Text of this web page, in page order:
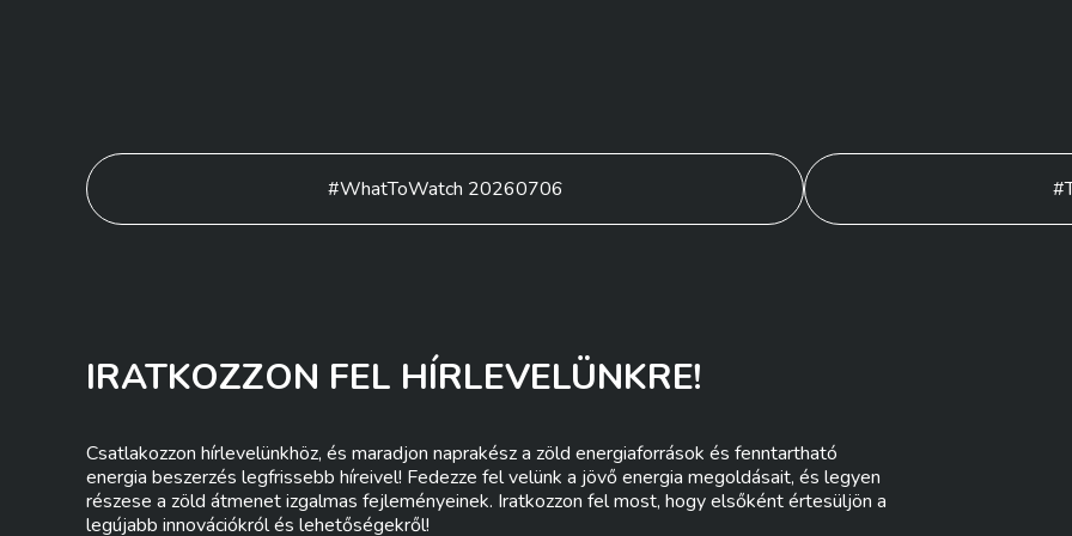
Bejegyzés
navigáció
#WhatToWatch 20260706
IRATKOZZON FEL HÍRLEVELÜNKRE!
Csatlakozzon hírlevelünkhöz, és maradjon naprakész a zöld energiaforrások és fenntartható
energia beszerzés legfrissebb híreivel! Fedezze fel velünk a jövő energia megoldásait, és legyen
részese a zöld átmenet izgalmas fejleményeinek. Iratkozzon fel most, hogy elsőként értesüljön a
legújabb innovációkról és lehetőségekről!